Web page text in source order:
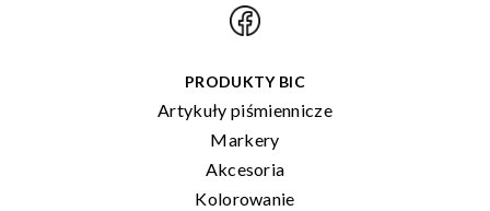
PRODUKTY BIC
Artykuły piśmiennicze
Markery
Akcesoria
Kolorowanie